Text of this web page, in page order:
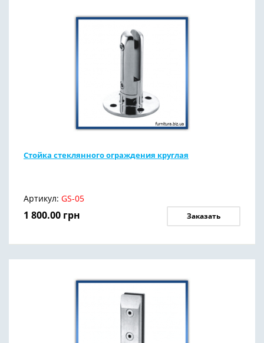
Стойка стеклянного ограждения круглая
Артикул: GS-05
1 800.00 грн Заказать